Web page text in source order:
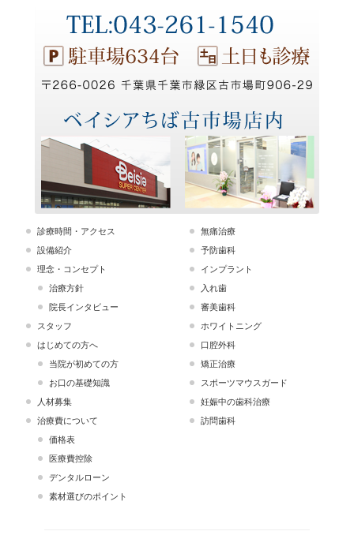
診療時間・アクセス
設備紹介
理念・コンセプト
治療方針
院長インタビュー
スタッフ
はじめての方へ
当院が初めての方
お口の基礎知識
人材募集
治療費について
価格表
医療費控除
デンタルローン
素材選びのポイント
無痛治療
予防歯科
インプラント
入れ歯
審美歯科
ホワイトニング
口腔外科
矯正治療
スポーツマウスガード
妊娠中の歯科治療
訪問歯科